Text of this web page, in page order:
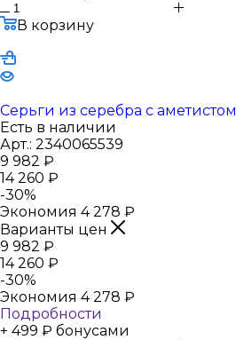
В корзину
Серьги из серебра с аметистом
Есть в наличии
Арт.: 2340065539
9 982 ₽
14 260 ₽
-30%
Экономия 4 278 ₽
Варианты цен
9 982 ₽
14 260 ₽
-30%
Экономия 4 278 ₽
Подробности
+ 499 ₽ бонусами